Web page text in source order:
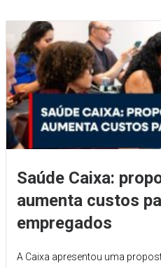
Saúde Caixa:
aumenta custos
empregados
A Caixa apresentou uma